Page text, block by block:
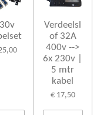
Verdeelsl
of 32A
400v -->
6x 230v |
5 mtr
kabel
€ 17,50